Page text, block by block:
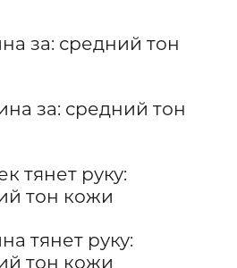
за: средний тон
за: средний тон
тянет руку:
тон кожи
тянет руку:
тон кожи